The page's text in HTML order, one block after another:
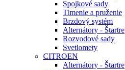
Spojkové sady
Tlmenie a pruženie
Brzdový systém
Alternátory - Štartre
Rozvodové sady
Svetlomety
CITROEN
Alternátory - Štartre